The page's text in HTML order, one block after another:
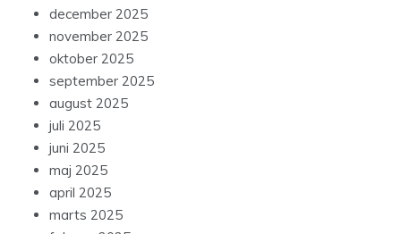
december 2025
november 2025
oktober 2025
september 2025
august 2025
juli 2025
juni 2025
maj 2025
april 2025
marts 2025